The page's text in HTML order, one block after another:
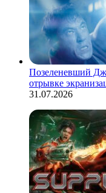
Позеленевший
отрывке
31.07.2026